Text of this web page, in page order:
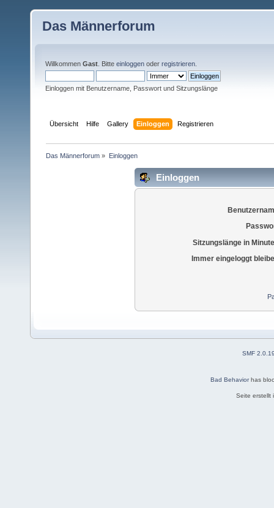
Das Männerforum
Willkommen Gast . Bitte einloggen oder registrieren
Einloggen mit Benutzername, Passwort und Sitzungslänge
Übersicht Hilfe Gallery Einloggen Registrieren
Das Männerforum » Einloggen
Einloggen
Sitzungslänge in
Immer eingeloggt
SMF
Bad Behaviorhas
Seite erstellt